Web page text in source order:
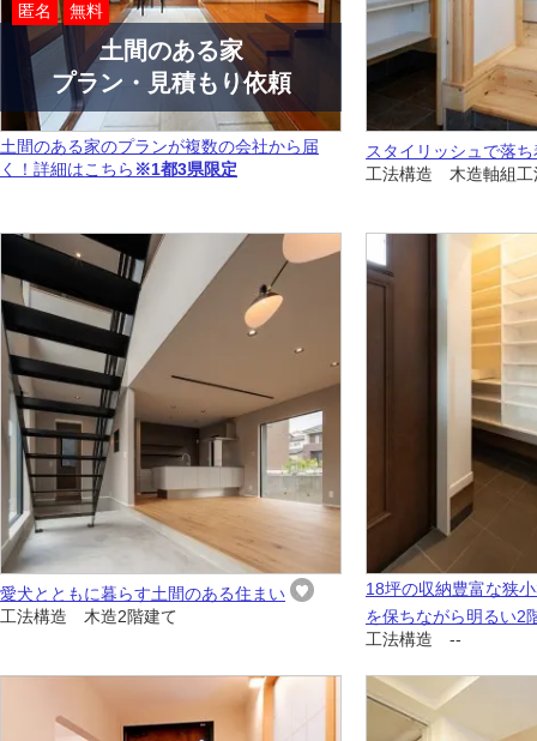
匿名 無料
土間のある家
プラン・見積もり依頼
土間のある家のプランが複数の会社から届
く！詳細はこちら ※1都3県限定
スタイリッシュで落
工法構造 木造軸組
愛犬とともに暮らす土間のある住まい
工法構造 木造2階建て
18坪の収納豊富な狭
を保ちながら明るい2
工法構造 --